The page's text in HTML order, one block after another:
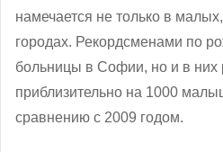
намечается не только в
городах. Рекордсменами по
больницы в Софии, но и в них
приблизительно на 1000
сравнению с 2009 годом.